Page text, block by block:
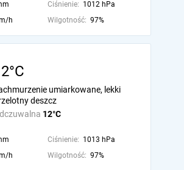
Ciśnienie: 1012 hPa
h Wilgotność: 97%
12°C
umiarkowane, lekki
deszcz
Ciśnienie: 1013 hPa
h Wilgotność: 97%